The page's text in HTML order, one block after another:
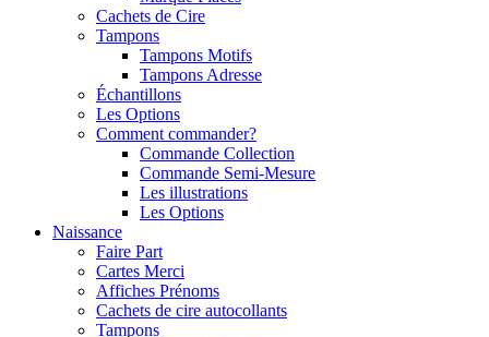
Cachets de Cire
Tampons
Tampons Motifs
Tampons Adresse
Échantillons
Les Options
Comment commander?
Commande Collection
Commande Semi-Mesure
Les illustrations
Les Options
Naissance
Faire Part
Cartes Merci
Affiches Prénoms
Cachets de cire autocollants
Tampons